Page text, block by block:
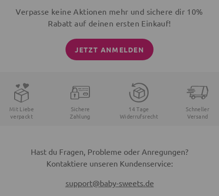
Verpasse keine Aktionen mehr und sichere dir 10%
Rabatt auf deinen ersten Einkauf!
JETZT ANMELDEN
Mit Liebe
verpackt
Sichere
Zahlung
14 Tage
Widerrufsrecht
Schneller
Versand
Hast du Fragen, Probleme oder Anregungen?
Kontaktiere unseren Kundenservice:
support@baby-sweets.de